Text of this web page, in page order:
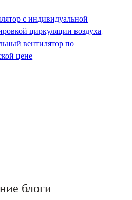
с индивидуальной
циркуляции воздуха,
вентилятор по
цене
блоги